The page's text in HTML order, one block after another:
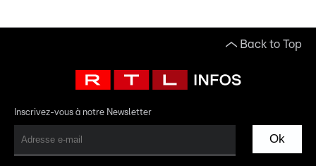
Back to Top
Inscrivez-vous à notre Newsletter
Ok